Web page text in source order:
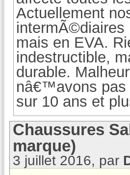
Actuellement
intermÃ©diaires
mais en EVA.
indestructible,
durable.
nâ€™avons
sur 10 ans et
Chaussures
marque)
3 juillet 2016, par